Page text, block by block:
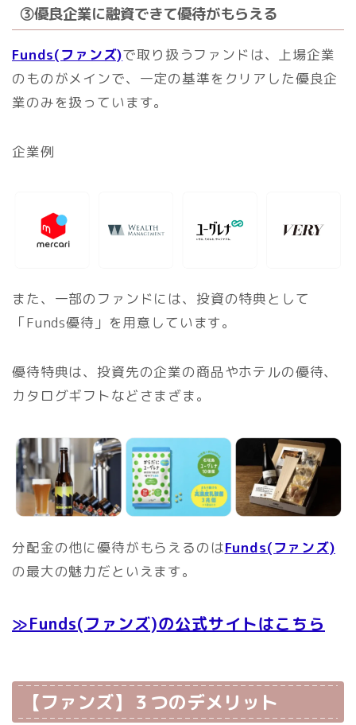
③優良企業に融資できて優待がもらえる
Funds(ファンズ)で取り扱うファンドは、上場企業
のものがメインで、一定の基準をクリアした優良企
業のみを扱っています。
企業例
また、一部のファンドには、投資の特典として
「Funds優待」を用意しています。
優待特典は、投資先の企業の商品やホテルの優待、
カタログギフトなどさまざま。
分配金の他に優待がもらえるのはFunds(ファンズ)
の最大の魅力だといえます。
≫Funds(ファンズ)の公式サイトはこちら
【ファンズ】３つのデメリット